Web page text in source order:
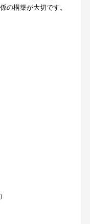
の構築が大切です。